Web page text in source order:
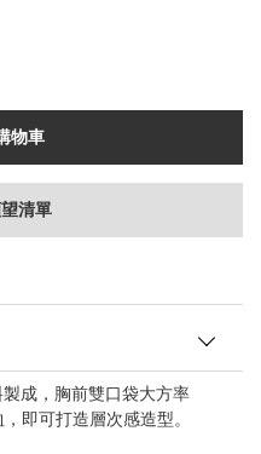
物車
清單
成，胸前雙口袋大方率
即可打造層次感造型。